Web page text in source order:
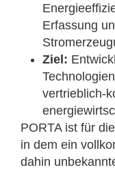
Erfassung
Ziel:
vertrieblich-
PORTA ist für die
in dem ein
dahin